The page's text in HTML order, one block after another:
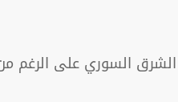
السوري على الرغم